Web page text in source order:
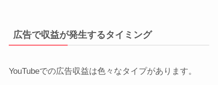
広告で収益が発生するタイミング
YouTubeでの広告収益は色々なタイプがあります。